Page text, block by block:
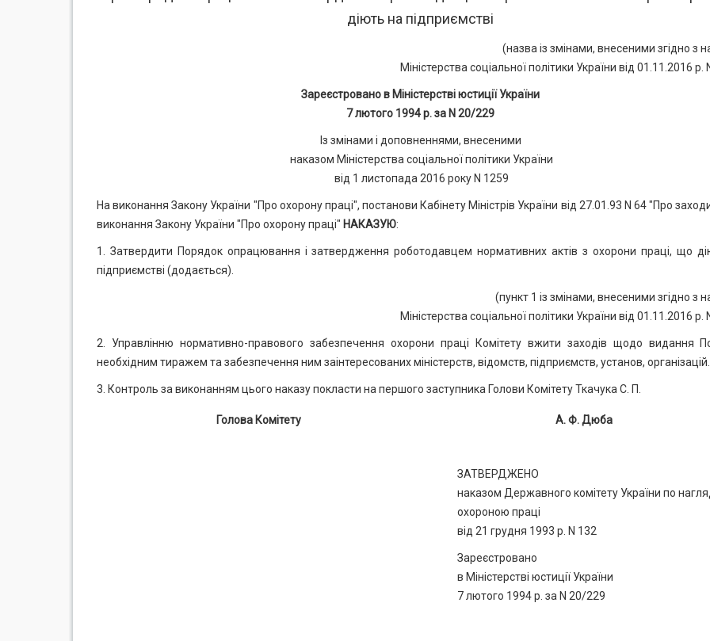
діють на підприємстві
(назва із змінами, внесеними згідно з
Міністерства соціальної політики України від 01.11.2016 р.
Зареєстровано в Міністерстві юстиції України
7 лютого 1994 р. за N 20/229
Із змінами і доповненнями, внесеними
наказом Міністерства соціальної політики України
від 1 листопада 2016 року N 1259
На виконання Закону України "Про охорону праці", постанови Кабінету Міністрів України від 27.01.93 N 64 "Про
виконання Закону України "Про охорону праці" НАКАЗУЮ:
1. Затвердити Порядок опрацювання і затвердження роботодавцем нормативних актів з охорони праці, що
підприємстві (додається).
(пункт 1 із змінами, внесеними згідно з
Міністерства соціальної політики України від 01.11.2016 р.
2. Управлінню нормативно-правового забезпечення охорони праці Комітету вжити заходів щодо видання
необхідним тиражем та забезпечення ним заінтересованих міністерств, відомств, підприємств, установ, організацій.
3. Контроль за виконанням цього наказу покласти на першого заступника Голови Комітету Ткачука С. П.
Голова Комітету А. Ф. Дюба
ЗАТВЕРДЖЕНО
наказом Державного комітету України по
охороною праці
від 21 грудня 1993 р. N 132
Зареєстровано
в Міністерстві юстиції України
7 лютого 1994 р. за N 20/229